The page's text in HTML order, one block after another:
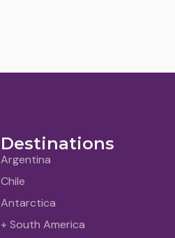
Destinations
Argentina
Chile
Antarctica
+ South America